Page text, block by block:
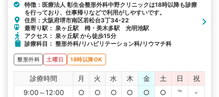
特徴：医療法人 彰生会整形外科中野クリニックは18時以降も診療
を行っており、仕事帰りなどで利用がしやすいです。
住所：大阪府堺市南区若松台3丁34-22
最寄り駅： 泉ヶ丘駅 栂・美木多駅 光明池駅
アクセス： 泉ヶ丘駅 から徒歩15分
診療科目： 整形外科/リハビリテーション科/リウマチ科
整形外科 土曜日 18時以降OK
診療時間 月 火 水 木 金 土 日
祝
9:00～12:00
○ ○ ○ ○ ○ ○ ℡
-